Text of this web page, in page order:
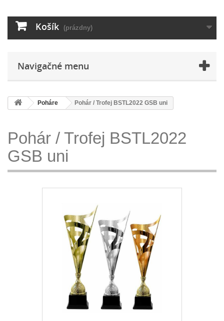
Košík (prázdny)
Navigačné menu
Poháre Pohár / Trofej BSTL2022 GSB uni
Pohár / Trofej BSTL2022
GSB uni